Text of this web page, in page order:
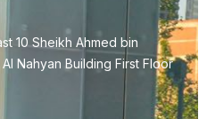
10 Sheikh Ahmed bin
Nahyan Building First Floor